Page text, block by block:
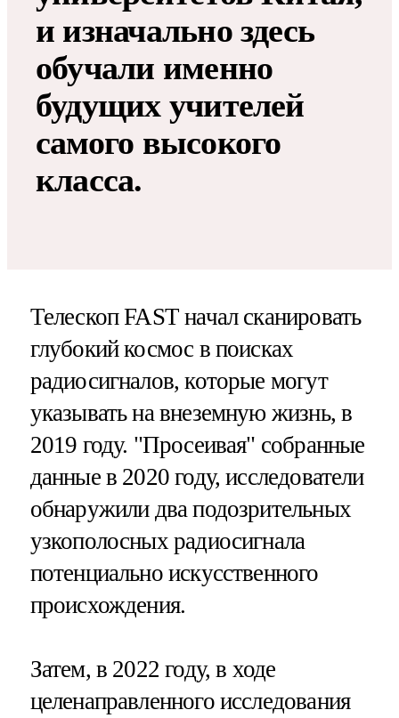
и изначально здесь
обучали именно
будущих учителей
самого высокого
класса.
Телескоп FAST начал сканировать
глубокий космос в поисках
радиосигналов, которые могут
указывать на внеземную жизнь, в
2019 году. "Просеивая" собранные
данные в 2020 году, исследователи
обнаружили два подозрительных
узкополосных радиосигнала
потенциально искусственного
происхождения.
Затем, в 2022 году, в ходе
целенаправленного исследования